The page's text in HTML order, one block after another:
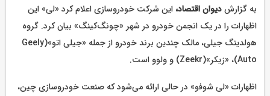
به گزارشدیوان اقتصاد، این شرکت خودروسازی اعلام کرد «لی» این
اظهارات را در یک انجمن خودرو در شهر «چونگ‌کینگ» بیان کرد. گروه
هولدینگ جیلی، مالک چندین برند خودرو از جمله «جیلی اتو»(Geely
Auto)، «زیکر»(Zeekr) و ولوو است.
اظهارات «لی شوفو» در حالی ارائه می‌شود که صنعت خودروسازی چین،